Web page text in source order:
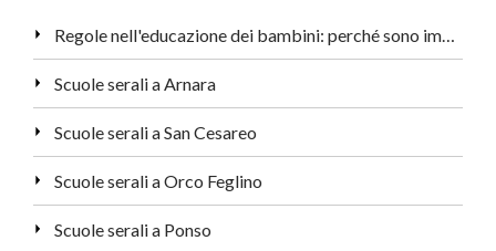
Regole nell'educazione dei bambini: perché sono importanti?
Scuole serali a Arnara
Scuole serali a San Cesareo
Scuole serali a Orco Feglino
Scuole serali a Ponso